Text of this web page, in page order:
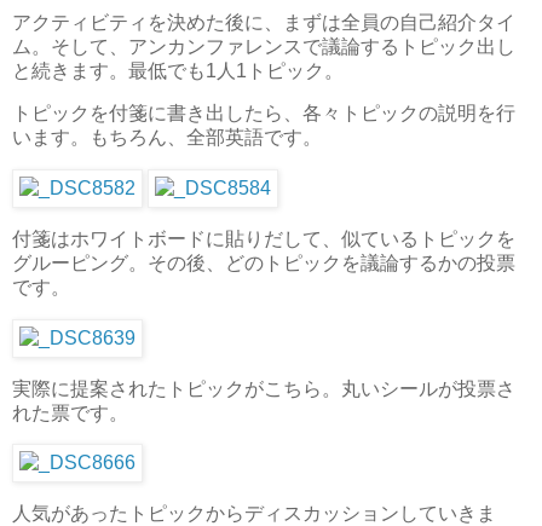
アクティビティを決めた後に、まずは全員の自己紹介タイ
ム。そして、アンカンファレンスで議論するトピック出し
と続きます。最低でも1人1トピック。
トピックを付箋に書き出したら、各々トピックの説明を行
います。もちろん、全部英語です。
付箋はホワイトボードに貼りだして、似ているトピックを
グルーピング。その後、どのトピックを議論するかの投票
です。
実際に提案されたトピックがこちら。丸いシールが投票さ
れた票です。
人気があったトピックからディスカッションしていきま